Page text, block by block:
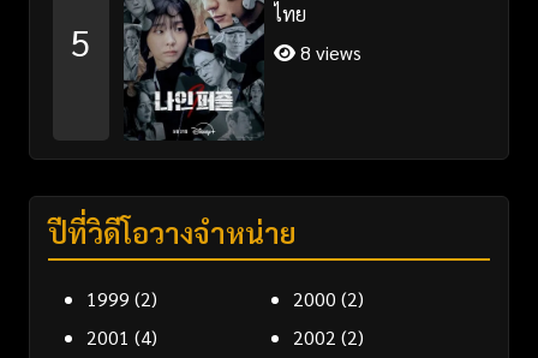
5
ไทย
8 views
ปีที่วิดีโอวางจำหน่าย
1999 (2) 2000 (2)
2001 (4) 2002 (2)